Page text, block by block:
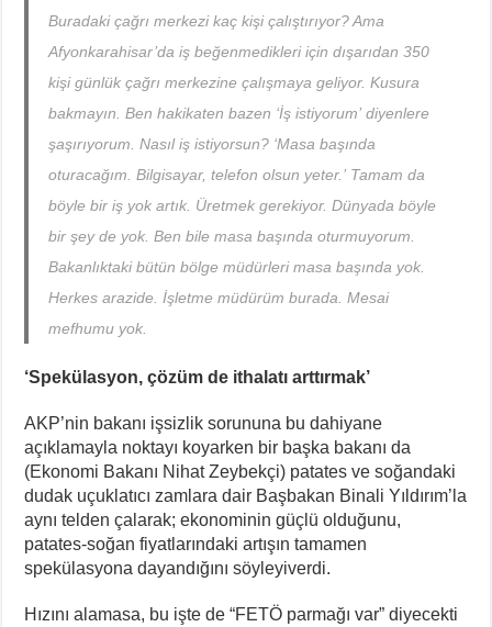
Buradaki çağrı merkezi kaç kişi çalıştırıyor? Ama
Afyonkarahisar’da iş beğenmedikleri için dışarıdan 350
kişi günlük çağrı merkezine çalışmaya geliyor. Kusura
bakmayın. Ben hakikaten bazen ‘İş istiyorum’ diyenlere
şaşırıyorum. Nasıl iş istiyorsun? ‘Masa başında
oturacağım. Bilgisayar, telefon olsun yeter.’ Tamam da
böyle bir iş yok artık. Üretmek gerekiyor. Dünyada böyle
bir şey de yok. Ben bile masa başında oturmuyorum.
Bakanlıktaki bütün bölge müdürleri masa başında yok.
Herkes arazide. İşletme müdürüm burada. Mesai
mefhumu yok.
‘Spekülasyon, çözüm de ithalatı arttırmak’
AKP’nin bakanı işsizlik sorununa bu dahiyane
açıklamayla noktayı koyarken bir başka bakanı da
(Ekonomi Bakanı Nihat Zeybekçi) patates ve soğandaki
dudak uçuklatıcı zamlara dair Başbakan Binali Yıldırım’la
aynı telden çalarak; ekonominin güçlü olduğunu,
patates-soğan fiyatlarındaki artışın tamamen
spekülasyona dayandığını söyleyiverdi.
Hızını alamasa, bu işte de “FETÖ parmağı var” diyecekti